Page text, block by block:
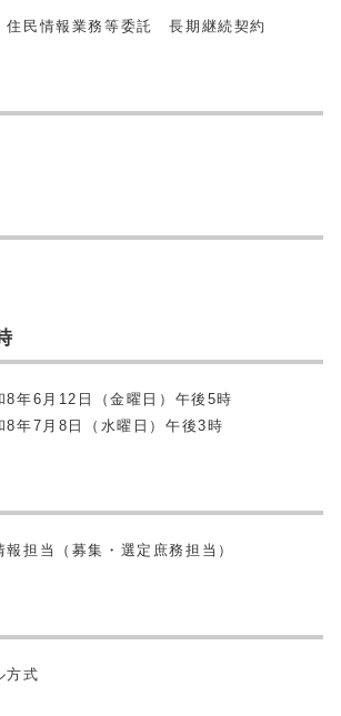
民情報業務等委託 長期継続契約
8年6月12日（金曜日）午後5時
8年7月8日（水曜日）午後3時
担当（募集・選定庶務担当）
方式